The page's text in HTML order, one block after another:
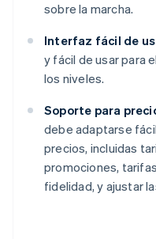
sobre la marcha.
Interfaz fácil de
y fácil de usar para
los niveles.
Soporte para
debe adaptarse
precios, incluidas
promociones,
fidelidad, y ajustar